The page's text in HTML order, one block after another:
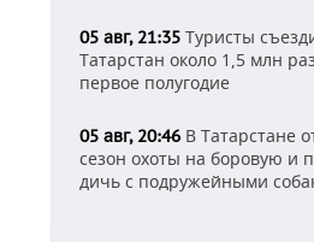
05 авг, 21:35 Туристы
Татарстан около 1,5 млн
первое полугодие
05 авг, 20:46 В Татарстане
сезон охоты на боровую и
дичь с подружейными